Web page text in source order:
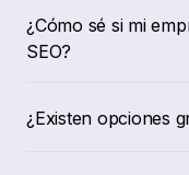
¿Cómo sé si mi
SEO?
¿Existen opciones